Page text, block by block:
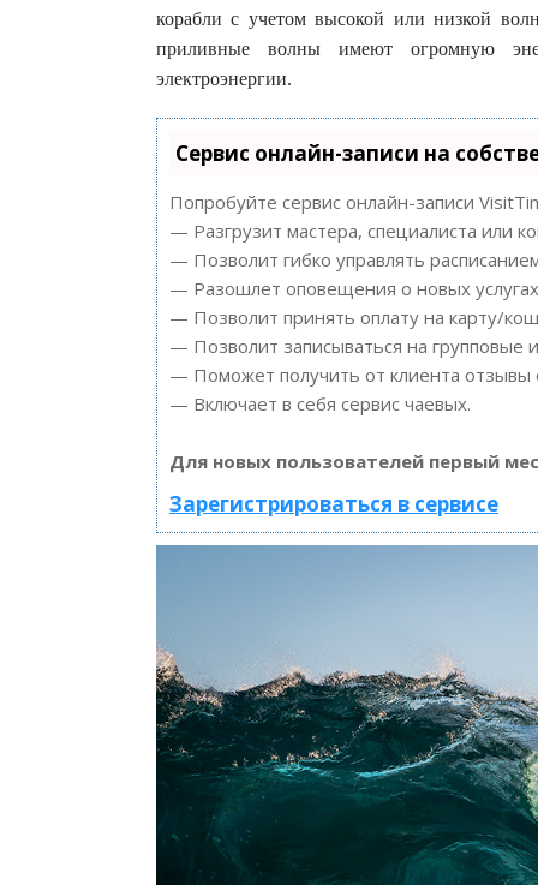
корабли с учетом высокой или низкой
приливные волны имеют огромную
электроэнергии.
Сервис онлайн-записи на
Попробуйте сервис онлайн-записи
— Разгрузит мастера, специалиста или
— Позволит гибко управлять
— Разошлет оповещения о новых
— Позволит принять оплату на карту/
— Позволит записываться на групповые
— Поможет получить от клиента отзывы
— Включает в себя сервис чаевых.
Для новых пользователей первый
Зарегистрироваться в сервисе